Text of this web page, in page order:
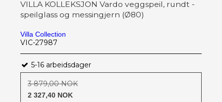
VILLA KOLLEKSJON Vardo veggspeil, rundt -
speilglass og messingjern (Ø80)
Villa Collection
VIC-27987
5-16 arbeidsdager
3 879,00 NOK
2 327,40 NOK